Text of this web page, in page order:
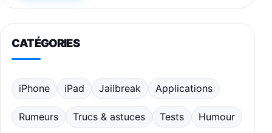
CATÉGORIES
iPhone iPad Jailbreak Applications
Rumeurs Trucs & astuces Tests Humour